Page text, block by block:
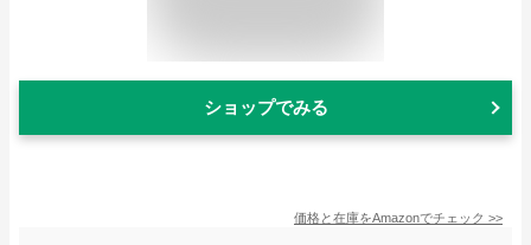
ショップでみる
価格と在庫をAmazonでチェック >>